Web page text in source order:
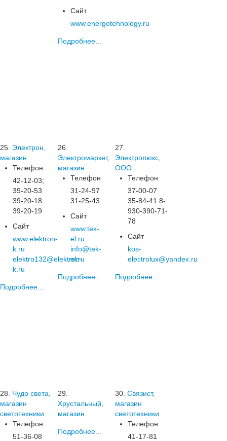
Сайт
www.energotehnology.ru
Подробнее...
25. Электрон,
магазин
Телефон
42-12-03;
39-20-53
39-20-18
39-20-19
Сайт
www.elektron-
k.ru
elektro132@elektron-
k.ru
Подробнее...
26.
Электромаркет,
магазин
Телефон
31-24-97
31-25-43
Сайт
www.tek-
el.ru
info@tek-
el.ru
Подробнее...
27.
Электролюкс,
ООО
Телефон
37-00-07
35-84-41 8-
930-390-71-
78
Сайт
kos-
electrolux@yandex.ru
Подробнее...
28.
Чудо света,
магазин
светотехники
Телефон
51-36-08
29.
Хрустальный,
магазин
Подробнее...
30. Связист,
магазин
светотехники
Телефон
41-17-81